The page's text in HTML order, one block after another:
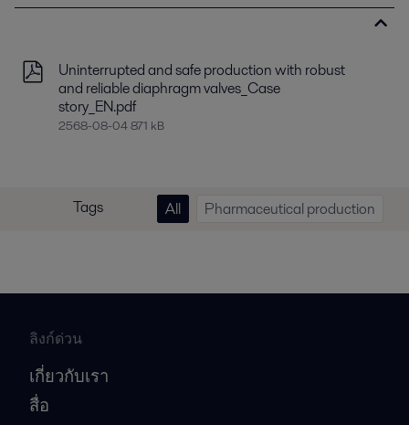
Uninterrupted and safe production with robust
and reliable diaphragm valves_Case
story_EN.pdf
2568-08-04 871 kB
Tags All Pharmaceutical production
ลิงก์ด่วน
เกี่ยวกับเรา
สื่อ